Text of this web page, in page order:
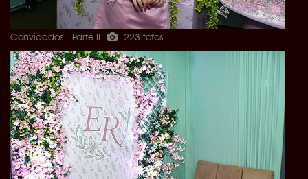
Convidados - Parte II 223 fotos